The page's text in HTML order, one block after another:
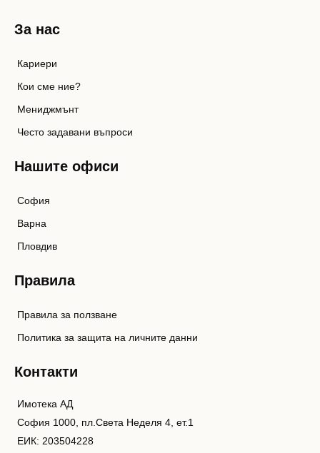
За нас
Кариери
Кои сме ние?
Мениджмънт
Често задавани въпроси
Нашите офиси
София
Варна
Пловдив
Правила
Правила за ползване
Политика за защита на личните данни
Контакти
Имотека АД
София 1000, пл.Света Неделя 4, ет.1
ЕИК: 203504228